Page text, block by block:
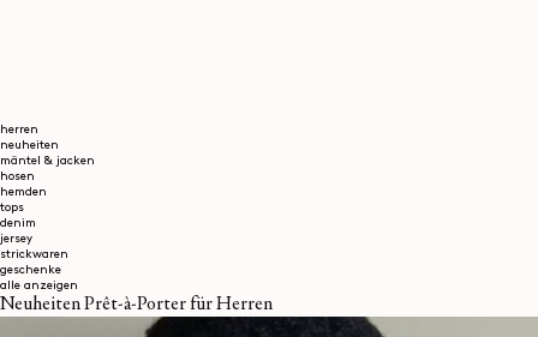
herren
neuheiten
mäntel & jacken
hosen
hemden
tops
denim
jersey
strickwaren
geschenke
alle anzeigen
Neuheiten Prêt-à-Porter für Herren